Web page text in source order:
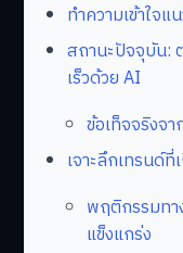
ทำความเข้าใจ
สถานะปัจจุบัน:
เร็วด้วย AI
ข้อเท็จจริงจ
เจาะลึกเทรนด์
พฤติกรรมทา
แข็งแกร่ง